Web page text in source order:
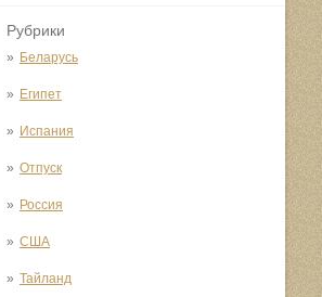
Рубрики
Беларусь
Египет
Испания
Отпуск
Россия
США
Тайланд